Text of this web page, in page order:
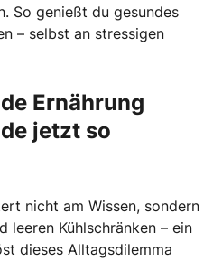
So genießt du gesundes
– selbst an stressigen
Ernährung
jetzt so
nicht am Wissen, sondern
leeren Kühlschränken – ein
dieses Alltagsdilemma